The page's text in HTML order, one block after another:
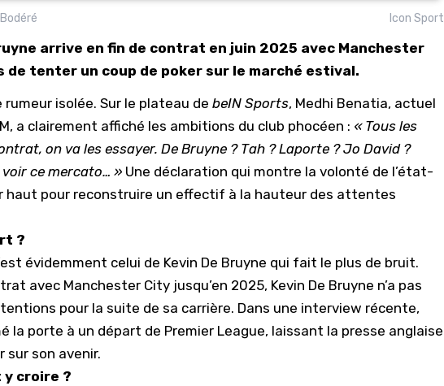
Icon Sport
arrive en fin de contrat en juin 2025 avec Manchester
de tenter un coup de poker sur le marché estival.
rumeur isolée. Sur le plateau de beIN Sports, Medhi Benatia, actuel
, a clairement affiché les ambitions du club phocéen : « Tous les
on va les essayer. De Bruyne ? Tah ?Laporte ? Jo David ?
voir ce mercato… » Une déclaration qui montre la volonté de l’état-
haut pour reconstruire un effectif à la hauteur des attentes
?
évidemment celui de Kevin De Bruyne qui fait le plus de bruit.
avec Manchester City jusqu’en 2025, Kevin De Bruyne n’a pas
pour la suite de sa carrière. Dans une interview récente,
la porte à un départ de Premier League, laissant la presse anglaise
sur son avenir.
y croire ?